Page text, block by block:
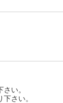
い。
さい。